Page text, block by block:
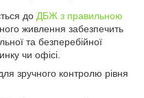
до ДБЖ з правильною
живлення забезпечить
та безперебійної
чи офісі.
зручного контролю рівня